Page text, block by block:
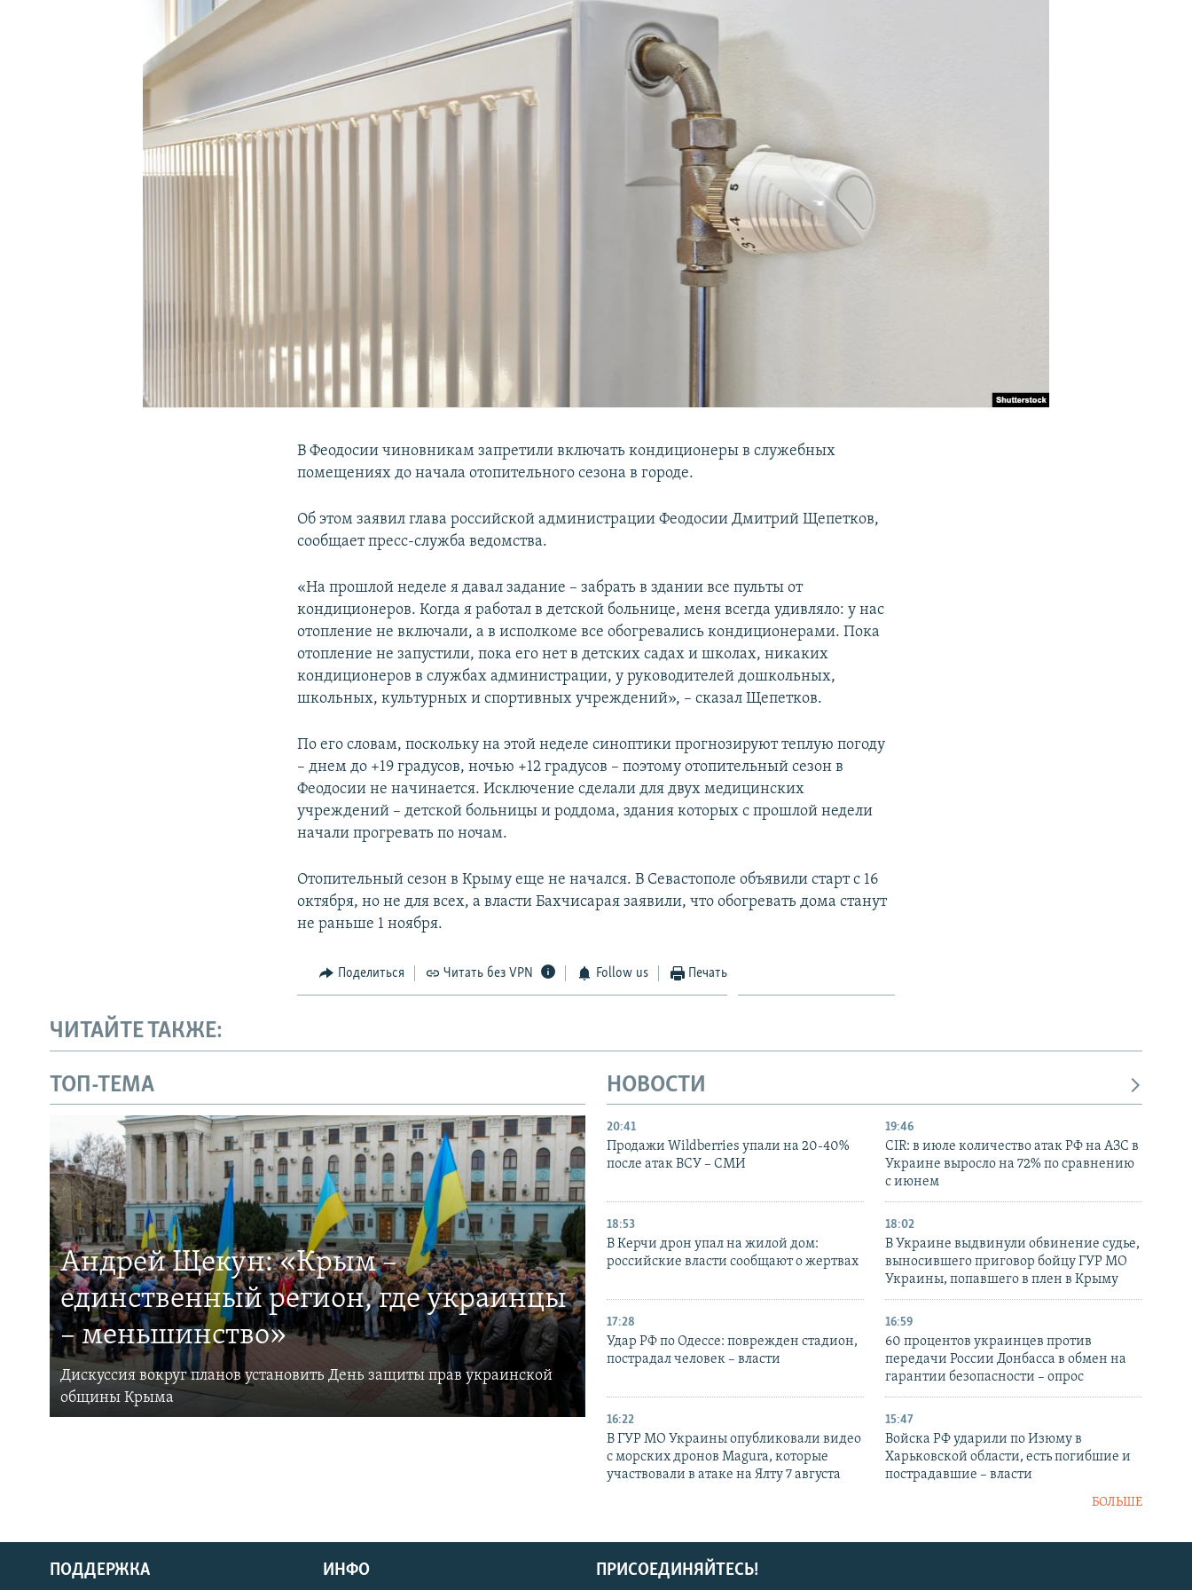
В Феодосии чиновникам запретили включать кондиционеры в служебных
помещениях до начала отопительного сезона в городе.
Об этом заявил глава российской администрации Феодосии Дмитрий Щепетков,
сообщает пресс-служба ведомства.
«На прошлой неделе я давал задание – забрать в здании все пульты от
кондиционеров. Когда я работал в детской больнице, меня всегда удивляло: у нас
отопление не включали, а в исполкоме все обогревались кондиционерами. Пока
отопление не запустили, пока его нет в детских садах и школах, никаких
кондиционеров в службах администрации, у руководителей дошкольных,
школьных, культурных и спортивных учреждений», – сказал Щепетков.
По его словам, поскольку на этой неделе синоптики прогнозируют теплую погоду
– днем до +19 градусов, ночью +12 градусов – поэтому отопительный сезон в
Феодосии не начинается. Исключение сделали для двух медицинских
учреждений – детской больницы и роддома, здания которых с прошлой недели
начали прогревать по ночам.
Отопительный сезон в Крыму еще не начался. В Севастополе объявили старт с 16
октября, но не для всех, а власти Бахчисарая заявили, что обогревать дома станут
не раньше 1 ноября.
Поделиться Читать без VPN Follow us Печать
ЧИТАЙТЕ ТАКЖЕ:
ТОП-ТЕМА
Андрей Щекун: «Крым –
единственный регион, где украинцы
– меньшинство»
Дискуссия вокруг планов установить День защиты прав украинской
общины Крыма
НОВОСТИ
20:41
Продажи Wildberries упали на 20-40%
после атак ВСУ – СМИ
19:46
CIR: в июле количество атак РФ на АЗС в
Украине выросло на 72% по сравнению
с июнем
18:53
В Керчи дрон упал на жилой дом:
российские власти сообщают о жертвах
18:02
В Украине выдвинули обвинение судье,
выносившего приговор бойцу ГУР МО
Украины, попавшего в плен в Крыму
17:28
Удар РФ по Одессе: поврежден стадион,
пострадал человек – власти
16:59
60 процентов украинцев против
передачи России Донбасса в обмен на
гарантии безопасности – опрос
16:22
В ГУР МО Украины опубликовали видео
с морских дронов Magura, которые
участвовали в атаке на Ялту 7 августа
15:47
Войска РФ ударили по Изюму в
Харьковской области, есть погибшие и
пострадавшие – власти
БОЛЬШЕ
ПРИСОЕДИНЯЙТЕСЬ!
ПОДДЕРЖКА ИНФО